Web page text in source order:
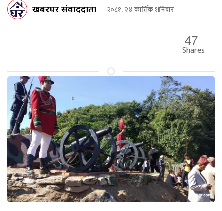
खबरघर संवाददाता २०८१, २४ कार्तिक शनिबार
47
Shares